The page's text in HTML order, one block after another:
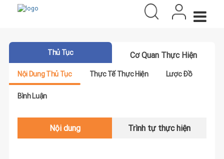
Thủ Tục Cơ Quan Thực Hiện
Nội Dung Thủ Tục Thực Tế Thực Hiện Lược Đồ
Bình Luận
Nội dung Trình tự thực hiện